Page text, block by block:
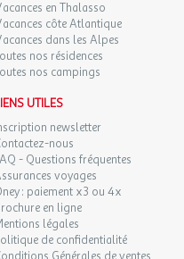
en Thalasso
côte Atlantique
dans les Alpes
nos résidences
nos campings
UTILES
newsletter
nous
- Questions fréquentes
voyages
: paiement x3 ou 4x
en ligne
légales
de confidentialité